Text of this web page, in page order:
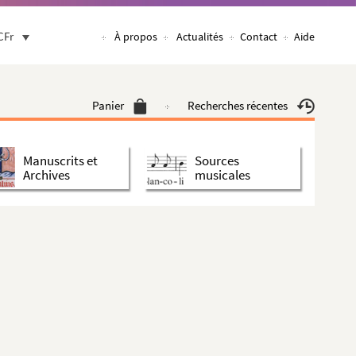
À propos Actualités Contact Aide
Panier Recherches récentes
Manuscrits et
Archives
Sources
musicales